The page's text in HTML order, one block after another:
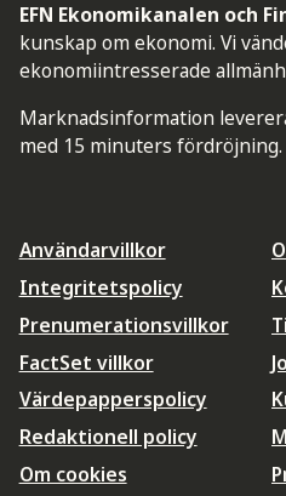
EFN Ekonomikanalen och
kunskap om ekonomi. Vi
ekonomiintresserade
Marknadsinformation
med 15 minuters fördröjning.
Användarvillkor
Integritetspolicy
Prenumerationsvillkor
FactSet villkor
Värdepapperspolicy
Redaktionell policy
Om cookies